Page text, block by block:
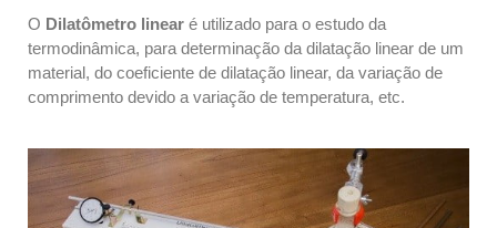
O Dilatômetro linear é utilizado para o estudo da
termodinâmica, para determinação da dilatação linear de um
material, do coeficiente de dilatação linear, da variação de
comprimento devido a variação de temperatura, etc.